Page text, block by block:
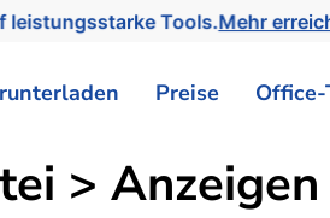
Tools.Mehr
Preise
>